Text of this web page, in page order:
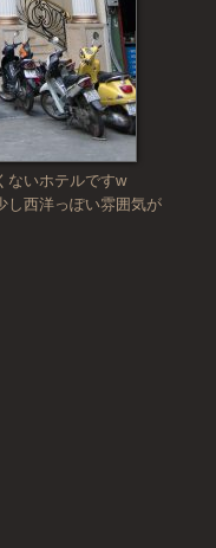
ないホテルですw
し西洋っぽい雰囲気が